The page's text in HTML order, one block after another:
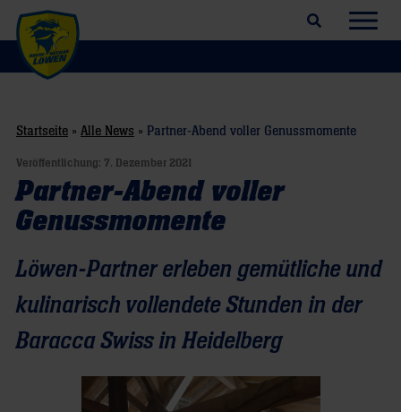
Suchfeld öffnen
Startseite » Alle News » Partner-Abend voller Genussmomente
Veröffentlichung: 7. Dezember 2021
Partner-Abend voller
Genussmomente
Löwen-Partner erleben gemütliche und
kulinarisch vollendete Stunden in der
Baracca Swiss in Heidelberg